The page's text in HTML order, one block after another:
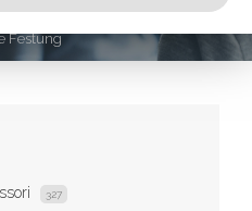
Festung
327